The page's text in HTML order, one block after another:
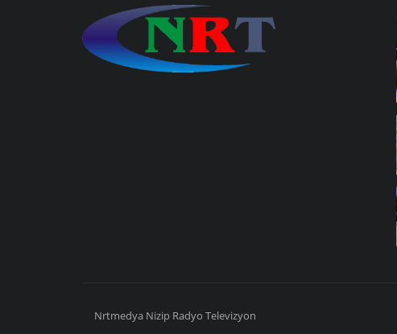
Nrtmedya Nizip Radyo Televizyon